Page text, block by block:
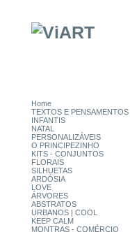
Home
TEXTOS E PENSAMENTOS
INFANTIS
NATAL
PERSONALIZÁVEIS
O PRINCIPEZINHO
KITS - CONJUNTOS
FLORAIS
SILHUETAS
ARDÓSIA
LOVE
ÁRVORES
ABSTRATOS
URBANOS | COOL
KEEP CALM
MONTRAS - COMÉRCIO